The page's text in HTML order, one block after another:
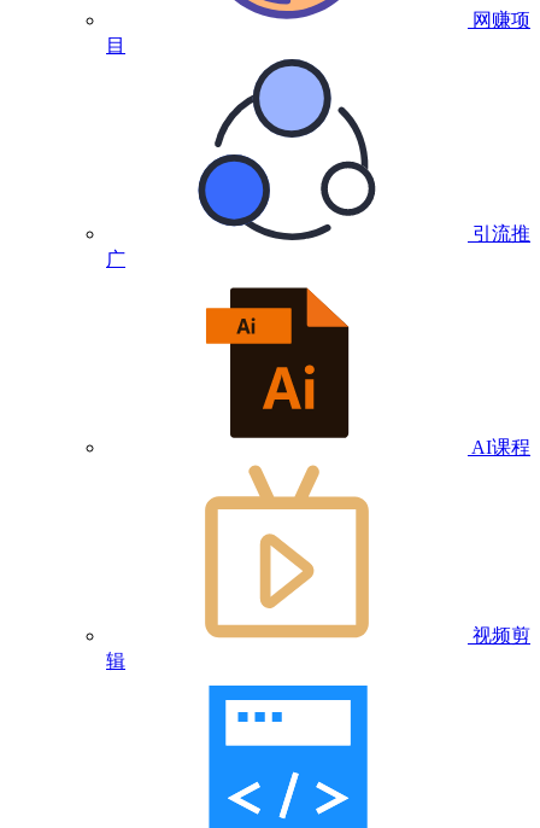
网赚项
目
引流推
广
AI课程
视频剪
辑